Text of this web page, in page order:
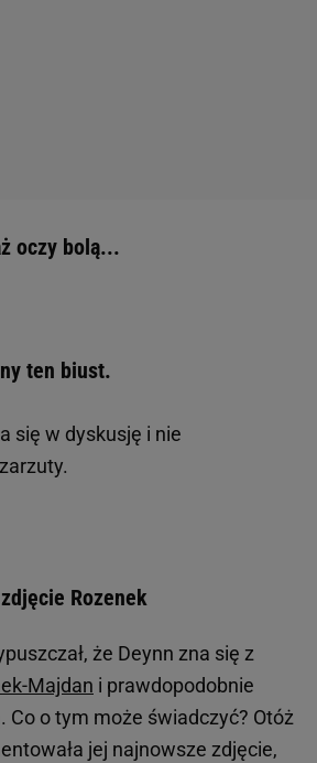
oczy bolą...
ten biust.
się w dyskusję i nie
Rozenek
że Deynn zna się z
Majdan i prawdopodobnie
Co o tym może świadczyć? Otóż
jej najnowsze zdjęcie,